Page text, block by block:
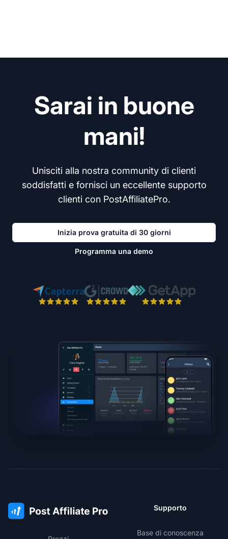
Sarai in buone
mani!
Unisciti alla nostra community di clienti
soddisfatti e fornisci un eccellente supporto
clienti con PostAffiliatePro.
Inizia prova gratuita di 30 giorni
Programma una demo
Supporto
Base di conoscenza